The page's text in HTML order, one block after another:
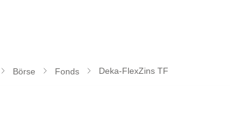
Börse Fonds Deka-FlexZins TF